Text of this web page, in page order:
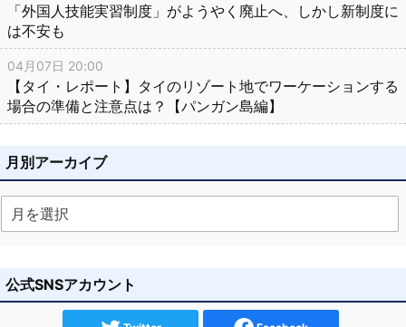
「外国人技能実習制度」がようやく廃止へ、しかし新制度に
は不安も
04月07日 20:00
【タイ・レポート】タイのリゾート地でワーケーションする
場合の準備と注意点は？【パンガン島編】
月別アーカイブ
公式SNSアカウント